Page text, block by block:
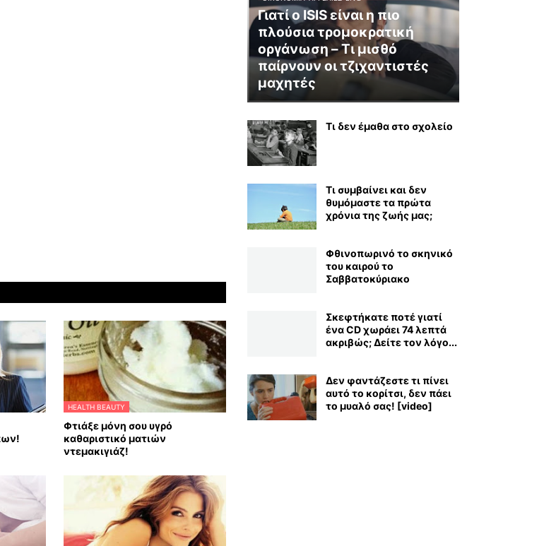
HEALTH BEAUTY
Φτιάξε μόνη σου υγρό
καθαριστικό ματιών
ντεμακιγιάζ!
Γιατί ο ISIS είναι η πιο
πλούσια τρομοκρατική
οργάνωση – Τι μισθό
παίρνουν οι τζιχαντιστές
μαχητές
Τι δεν έμαθα στο σχολείο
Τι συμβαίνει και δεν
θυμόμαστε τα πρώτα
χρόνια της ζωής μας;
Φθινοπωρινό το σκηνικό
του καιρού το
Σαββατοκύριακο
Σκεφτήκατε ποτέ γιατί
ένα CD χωράει 74 λεπτά
ακριβώς; Δείτε τον λόγο...
Δεν φαντάζεστε τι πίνει
αυτό το κορίτσι, δεν πάει
το μυαλό σας! [video]